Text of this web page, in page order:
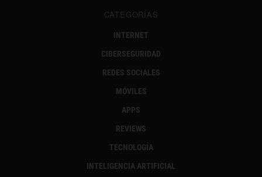
CATEGORÍAS
INTERNET
CIBERSEGURIDAD
REDES SOCIALES
MÓVILES
APPS
REVIEWS
TECNOLOGÍA
INTELIGENCIA ARTIFICIAL